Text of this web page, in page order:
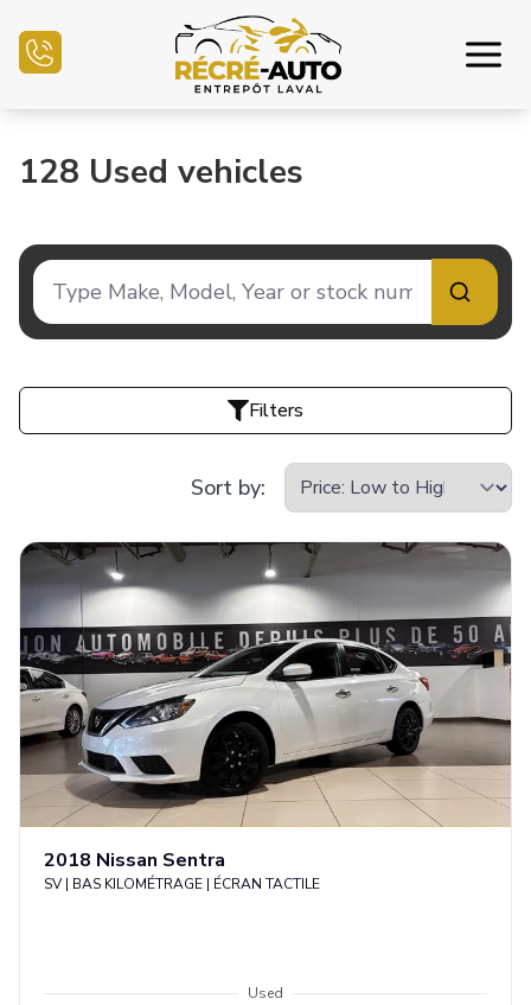
Home
Credit Application
Service Center
Contact Us
English
128 Used vehicles
Filters
Sort by:
2018 Nissan Sentra
SV | BAS KILOMÉTRAGE | ÉCRAN TACTILE
Used